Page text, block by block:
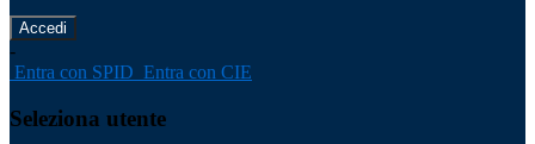
-
Entra con SPID Entra con CIE
Seleziona utente